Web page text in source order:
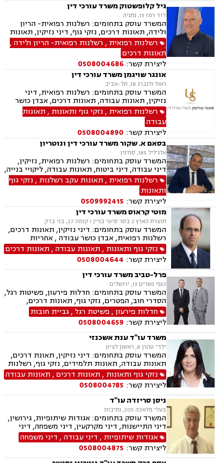
גיל קלופשטוק משרד עורכי דין
דוד רמז 13, נתניה
המשרד עוסק בתחומים: רשלנות רפואית- הריון
ולידה, תאונות דרכים, נזקי גוף, דיני נזיקין, תאונות
עבודה, תאונות תלמידים, תאונות ספורט.
רשלנות רפואית , רשלנות רפואית- הריון ולידה ,
תאונות דרכים
ליצירת קשר: 0508004686
אונגר שויגמן משרד עורכי דין
ראול ולנברג 18, תל-אביב
המשרד עוסק בתחומים: רשלנות רפואית, דיני
נזיקין, תאונות עבודה, תאונות דרכים, אבדן כושר
עבודה, פטור ממס הכנסה, משרד הביטחון
רשלנות רפואית , נזקי גוף ותאונות , תאונות
עבודה
ליצירת קשר: 0508004890
בסאם א. שקור משרד עורכי דין ונוטריון
אלג'ליל 185, סח'נין
המשרד עוסק בתחומים: רשלנות רפואית, נזיקין,
דיני עבודה, דיני ביטוח, תאונות עבודה, ליקויי בנייה,
עסקאות מכר דירה, נוטריון.
רשלנות רפואית , תאונות עקב רשלנות , נזקי גוף
ותאונות
ליצירת קשר: 0509992415
מוטי קראוס משרד עורכי דין
תוצרת הארץ 2 בסר סיטי בניין i קומה 27, בני ברק
המשרד עוסק בתחומים: דיני נזיקין, תאונות דרכים,
רשלנות רפואית, אבדן כושר עבודה , אחריות
מקצועית, ביטוח חיים , נזקי גוף, רשלנות רפואית-
הריון ולידה, תאונות עבודה.
נזקי גוף ותאונות , תאונות עבודה , תאונות דרכים
ליצירת קשר: 0508004644
פרל-טביב משרד עורכי דין
כנפי נשרים 13, ירושלים
המשרד עוסק בתחומים: חדלות פירעון, פשיטות רגל,
הסדרי חוב, הפטרים, נזקי גוף, תאונות דרכים,
רשלנות רפואית
חדלות פירעון, פשיטת רגל ,גביית חובות
ליצירת קשר: 0508004659
משרד עו"ד ענת אשכנזי
ילדי טהרן 8, ראשון לציון
המשרד עוסק בתחומים: דיני נזיקין, תאונת דרכים,
תאונות עבודה, תאונות תלמידים, נזקי גוף, רשלנות
רפואית, רשלנות רפואית הריון ולידה,רשלנות
רפואית רפואת שיניים
נזקי גוף ותאונות , תאונות דרכים , תאונות עבודה
ליצירת קשר: 0508004785
ניסן סריזדה עו"ד
בעלי מלאכה 205, נתיבות
המשרד עוסק בתחומים: אגודות שיתופיות, גירושין,
דיני התיישנות, דיני מקרקעין, דיני משפחה, דיני
נזיקין, דיני עבודה, תעבורה, נזקי גוף, משפט אזרחי,
חקלאי- עסקי, עובדים זרים, מושבים וקיבוצים,
משמורת, הוצאה לפועל, לשון הרע, מגרשים
חקלאיים, מגרשים לבניה, נחלות ומשקים במושבים,
אגודות שיתופיות , דיני עבודה , דיני משפחה
ליצירת קשר: 0508004875